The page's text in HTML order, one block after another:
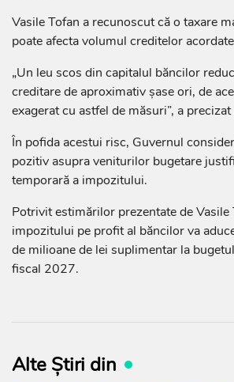
Vasile Tofan a recunoscut că o taxare
poate afecta volumul creditelor
„Un leu scos din capitalul băncilor
creditare de aproximativ șase ori, de
exagerat cu astfel de măsuri”, a
În pofida acestui risc, Guvernul
pozitiv asupra veniturilor bugetare
temporară a impozitului.
Potrivit estimărilor prezentate de Vasile
impozitului pe profit al băncilor va
de milioane de lei suplimentar la
fiscal 2027.
Alte Știri din